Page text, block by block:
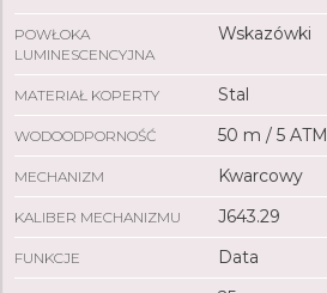
POWŁOKA
LUMINESCENCYJNA
Wskazówki
MATERIAŁ KOPERTY Stal
WODOODPORNOŚĆ 50 m / 5 ATM
MECHANIZM Kwarcowy
KALIBER MECHANIZMU J643.29
FUNKCJE Data